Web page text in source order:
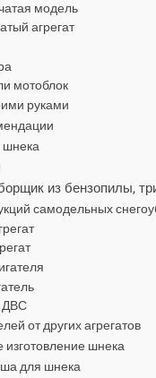
модель
агрегат
мотоблок
руками
из бензопилы,
самодельных
ДВС
от других агрегатов
шнека
для шнека